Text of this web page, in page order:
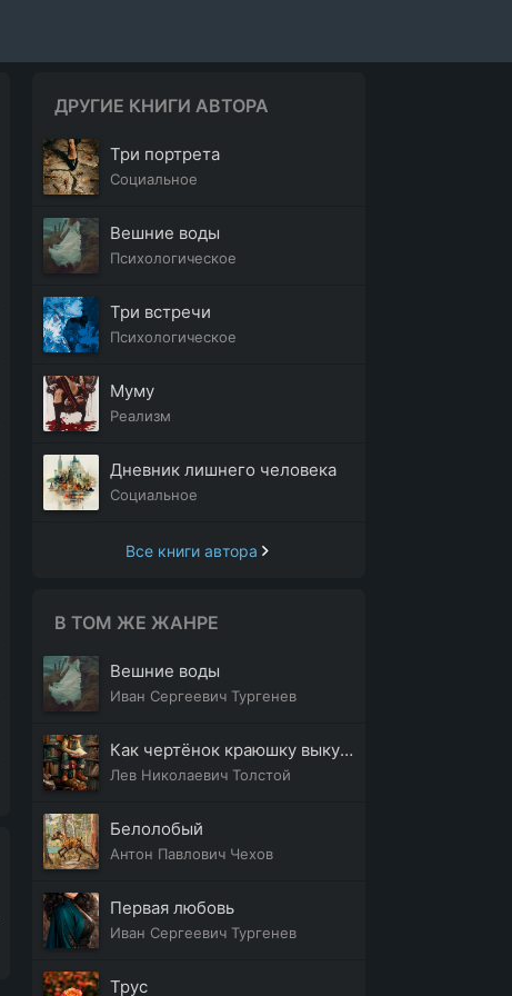
ДРУГИЕ КНИГИ АВТОРА
Три портрета
Социальное
Вешние воды
Психологическое
Три встречи
Психологическое
Муму
Реализм
Дневник лишнего человека
Социальное
Все книги автора
В ТОМ ЖЕ ЖАНРЕ
Вешние воды
Иван Сергеевич Тургенев
Как чертёнок краюшку выкупал
Лев Николаевич Толстой
Белолобый
Антон Павлович Чехов
Первая любовь
Иван Сергеевич Тургенев
Трус